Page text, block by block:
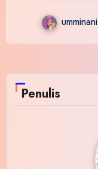
umminani
Penulis